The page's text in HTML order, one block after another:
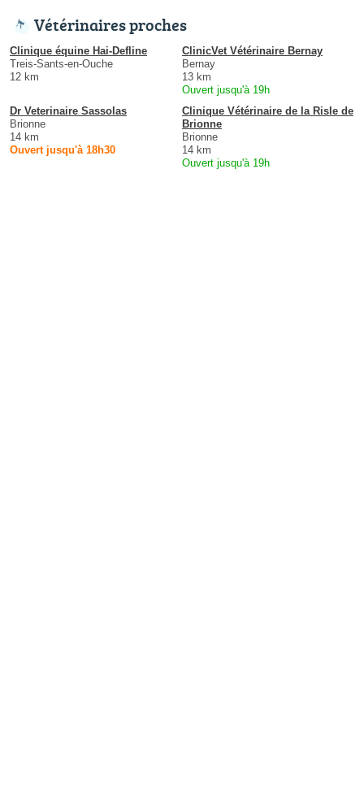
Vétérinaires proches
Clinique équine Hai-Defline
Treis-Sants-en-Ouche
12 km
ClinicVet Vétérinaire Bernay
Bernay
13 km
Ouvert jusqu'à 19h
Dr Veterinaire Sassolas
Brionne
14 km
Ouvert jusqu'à 18h30
Clinique Vétérinaire de la Risle de
Brionne
Brionne
14 km
Ouvert jusqu'à 19h